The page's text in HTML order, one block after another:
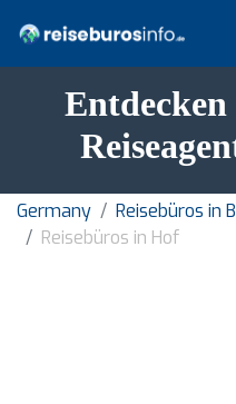
Entdecken
Germany
Reisebüros in
Reisebüros in Hof